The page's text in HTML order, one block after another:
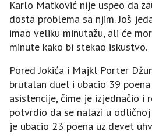
Karlo Matković nije uspeo da
dosta problema sa njim. Još
imao veliku minutažu, ali će
minute kako bi stekao iskustvo.
Pored Jokića i Majkl Porter
brutalan duel i ubacio 39
asistencije, čime je izjednačio i
potvrdio da se nalazi u
je ubacio 23 poena uz devet